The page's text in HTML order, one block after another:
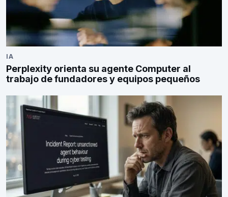
IA
Perplexity orienta su agente Computer al
trabajo de fundadores y equipos pequeños